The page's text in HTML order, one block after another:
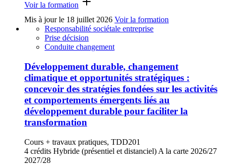
Voir la formation
Mis à jour le 18 juillet 2026 Voir la formation
Responsabilité sociétale entreprise
Prise décision
Conduite changement
Développement durable, changement
climatique et opportunités stratégiques :
concevoir des stratégies fondées sur les activités
et comportements émergents liés au
développement durable pour faciliter la
transformation
Cours + travaux pratiques, TDD201
4 crédits Hybride (présentiel et distanciel) A la carte 2026/27
2027/28